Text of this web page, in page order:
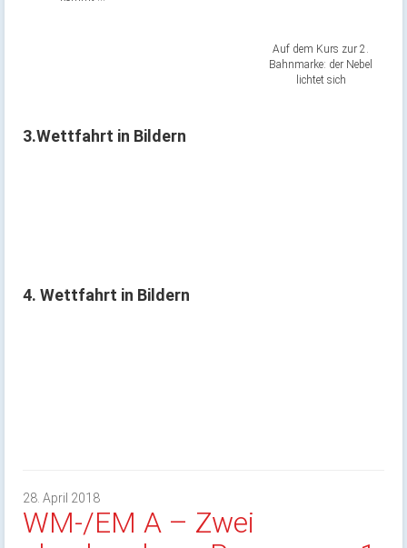
Auf dem Kurs zur 2.
Bahnmarke: der Nebel
lichtet sich
3.Wettfahrt in Bildern
4. Wettfahrt in Bildern
28. April 2018
WM-/EM A – Zwei